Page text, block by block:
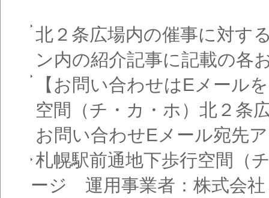
北２条広場内の催事に対す
ン内の紹介記事に記載の各
【お問い合わせはEメール
空間（チ・カ・ホ）北２条
お問い合わせEメール宛先
札幌駅前通地下歩行空間（
ージ 運用事業者：株式会